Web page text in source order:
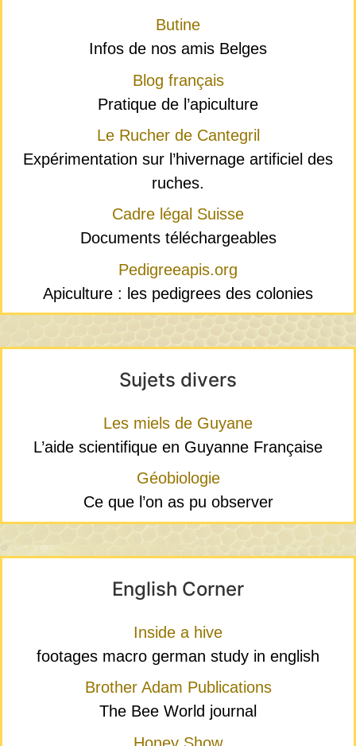
Butine
Infos de nos amis Belges
Blog français
Pratique de l’apiculture
Le Rucher de Cantegril
Expérimentation sur l’hivernage artificiel des
ruches.
Cadre légal Suisse
Documents téléchargeables
Pedigreeapis.org
Apiculture : les pedigrees des colonies
Sujets divers
Les miels de Guyane
L’aide scientifique en Guyanne Française
Géobiologie
Ce que l’on as pu observer
English Corner
Inside a hive
footages macro german study in english
Brother Adam Publications
The Bee World journal